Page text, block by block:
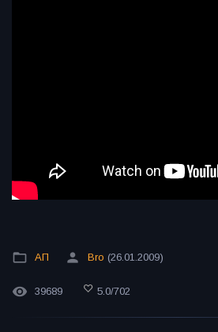
АП Bro (26.01.2009)
39689 5.0/702